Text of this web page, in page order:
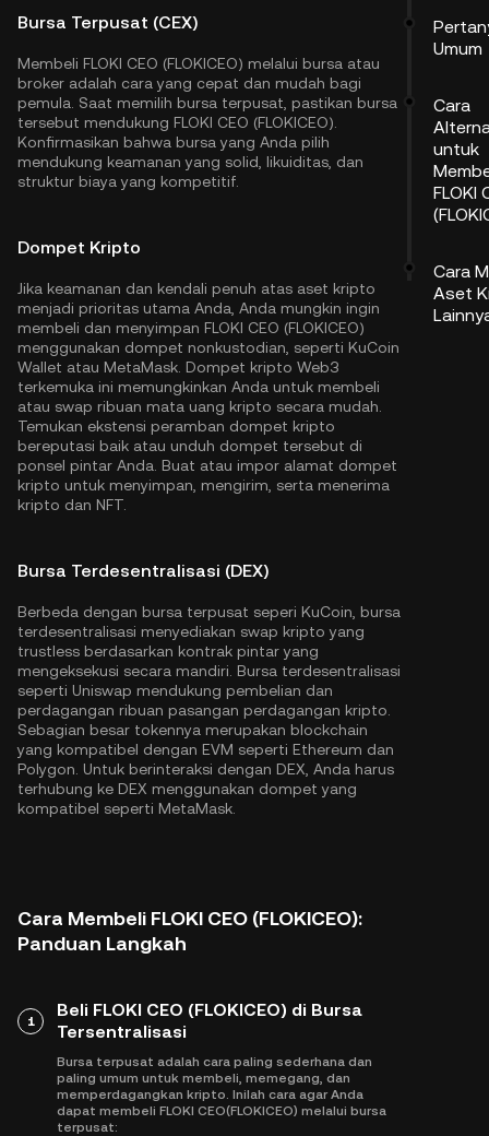
Bursa Terpusat (CEX)
Membeli FLOKI CEO (FLOKICEO) melalui bursa atau
broker adalah cara yang cepat dan mudah bagi
pemula. Saat memilih bursa terpusat, pastikan bursa
tersebut mendukung FLOKI CEO (FLOKICEO).
Konfirmasikan bahwa bursa yang Anda pilih
mendukung keamanan yang solid, likuiditas, dan
struktur biaya yang kompetitif.
Dompet Kripto
Jika keamanan dan kendali penuh atas aset kripto
menjadi prioritas utama Anda, Anda mungkin ingin
membeli dan menyimpan FLOKI CEO (FLOKICEO)
menggunakan dompet nonkustodian, seperti KuCoin
Wallet atau MetaMask. Dompet kripto Web3
terkemuka ini memungkinkan Anda untuk membeli
atau swap ribuan mata uang kripto secara mudah.
Temukan ekstensi peramban dompet kripto
bereputasi baik atau unduh dompet tersebut di
ponsel pintar Anda. Buat atau impor alamat dompet
kripto untuk menyimpan, mengirim, serta menerima
kripto dan NFT.
Bursa Terdesentralisasi (DEX)
Berbeda dengan bursa terpusat seperi KuCoin, bursa
terdesentralisasi menyediakan swap kripto yang
trustless berdasarkan kontrak pintar yang
mengeksekusi secara mandiri. Bursa terdesentralisasi
seperti Uniswap mendukung pembelian dan
perdagangan ribuan pasangan perdagangan kripto.
Sebagian besar tokennya merupakan blockchain
yang kompatibel dengan EVM seperti Ethereum dan
Polygon . Untuk berinteraksi dengan DEX, Anda harus
terhubung ke DEX menggunakan dompet yang
kompatibel seperti MetaMask.
Cara Membeli FLOKI CEO (FLOKICEO):
Panduan Langkah
1
Beli FLOKI CEO (FLOKICEO) di Bursa
Tersentralisasi
Bursa terpusat adalah cara paling sederhana dan
paling umum untuk membeli, memegang, dan
memperdagangkan kripto. Inilah cara agar Anda
dapat membeli FLOKI CEO(FLOKICEO) melalui bursa
terpusat:
Umum
Cara
untuk
FLOKI
Cara
Aset